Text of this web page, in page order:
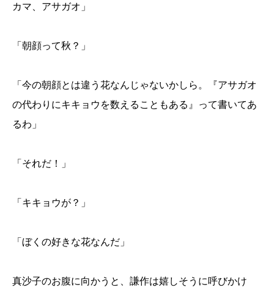
カマ、アサガオ」
「朝顔って秋？」
「今の朝顔とは違う花なんじゃないかしら。『アサガオ
の代わりにキキョウを数えることもある』って書いてあ
るわ」
「それだ！」
「キキョウが？」
「ぼくの好きな花なんだ」
真沙子のお腹に向かうと、謙作は嬉しそうに呼びかけ